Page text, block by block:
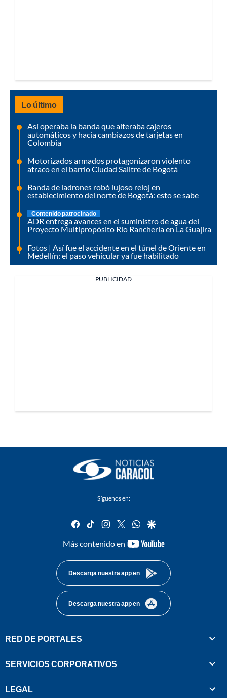
Lo último
Así operaba la banda que alteraba cajeros
automáticos y hacía cambiazos de tarjetas en
Colombia
Motorizados armados protagonizaron violento
atraco en el barrio Ciudad Salitre de Bogotá
Banda de ladrones robó lujoso reloj en
establecimiento del norte de Bogotá: esto se sabe
Contenido patrocinado
ADR entrega avances en el suministro de agua del
Proyecto Multipropósito Río Ranchería en La Guajira
Fotos | Así fue el accidente en el túnel de Oriente en
Medellín: el paso vehicular ya fue habilitado
PUBLICIDAD
Síguenos en:
facebook
tiktok instagram
twitterwhatsapp
google
Más contenido en
youtube-
Descarga nuestra app en
Descarga nuestra app en
RED DE PORTALES
SERVICIOS CORPORATIVOS
LEGAL